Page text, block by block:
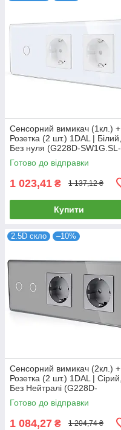
Сенсорний вимикач (1кл.) +
Розетка (2 шт.) 1DAL | Білий,
Без нуля (G228D-SW1G.SL-
STX2.WT)
Готово до відправки
1 023,41 ₴ 1 137,12 ₴
Купити
2.5D скло –10%
Сенсорний вимикач (2кл.) +
Розетка (2 шт.) 1DAL | Сірий,
Без Нейтралі (G228D-
SW2G.SL-STX2.GR)
Готово до відправки
1 084,27 ₴ 1 204,74 ₴